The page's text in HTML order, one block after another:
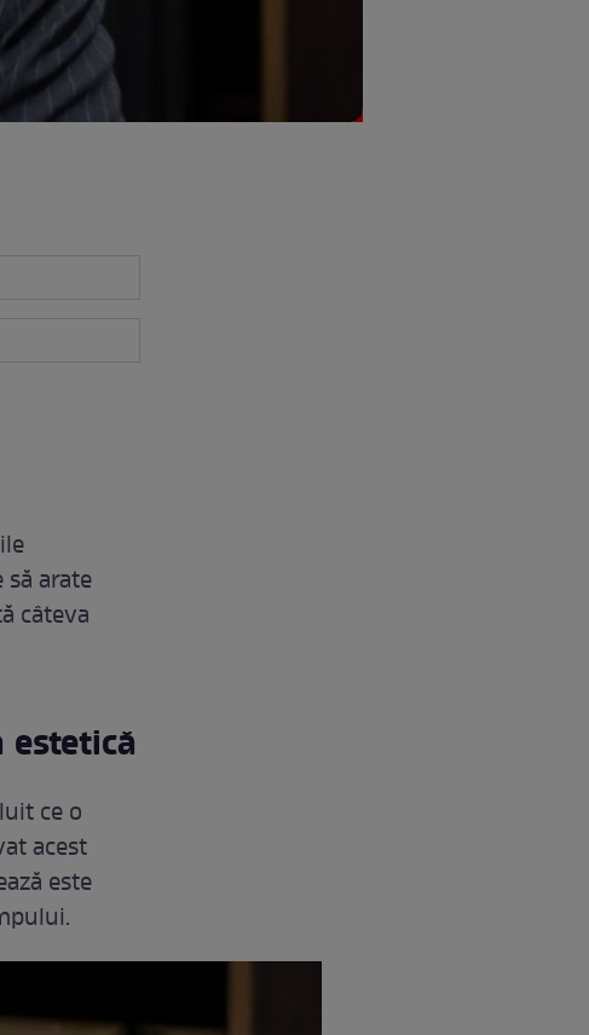
arate
câteva
estetică
ce o
acest
este